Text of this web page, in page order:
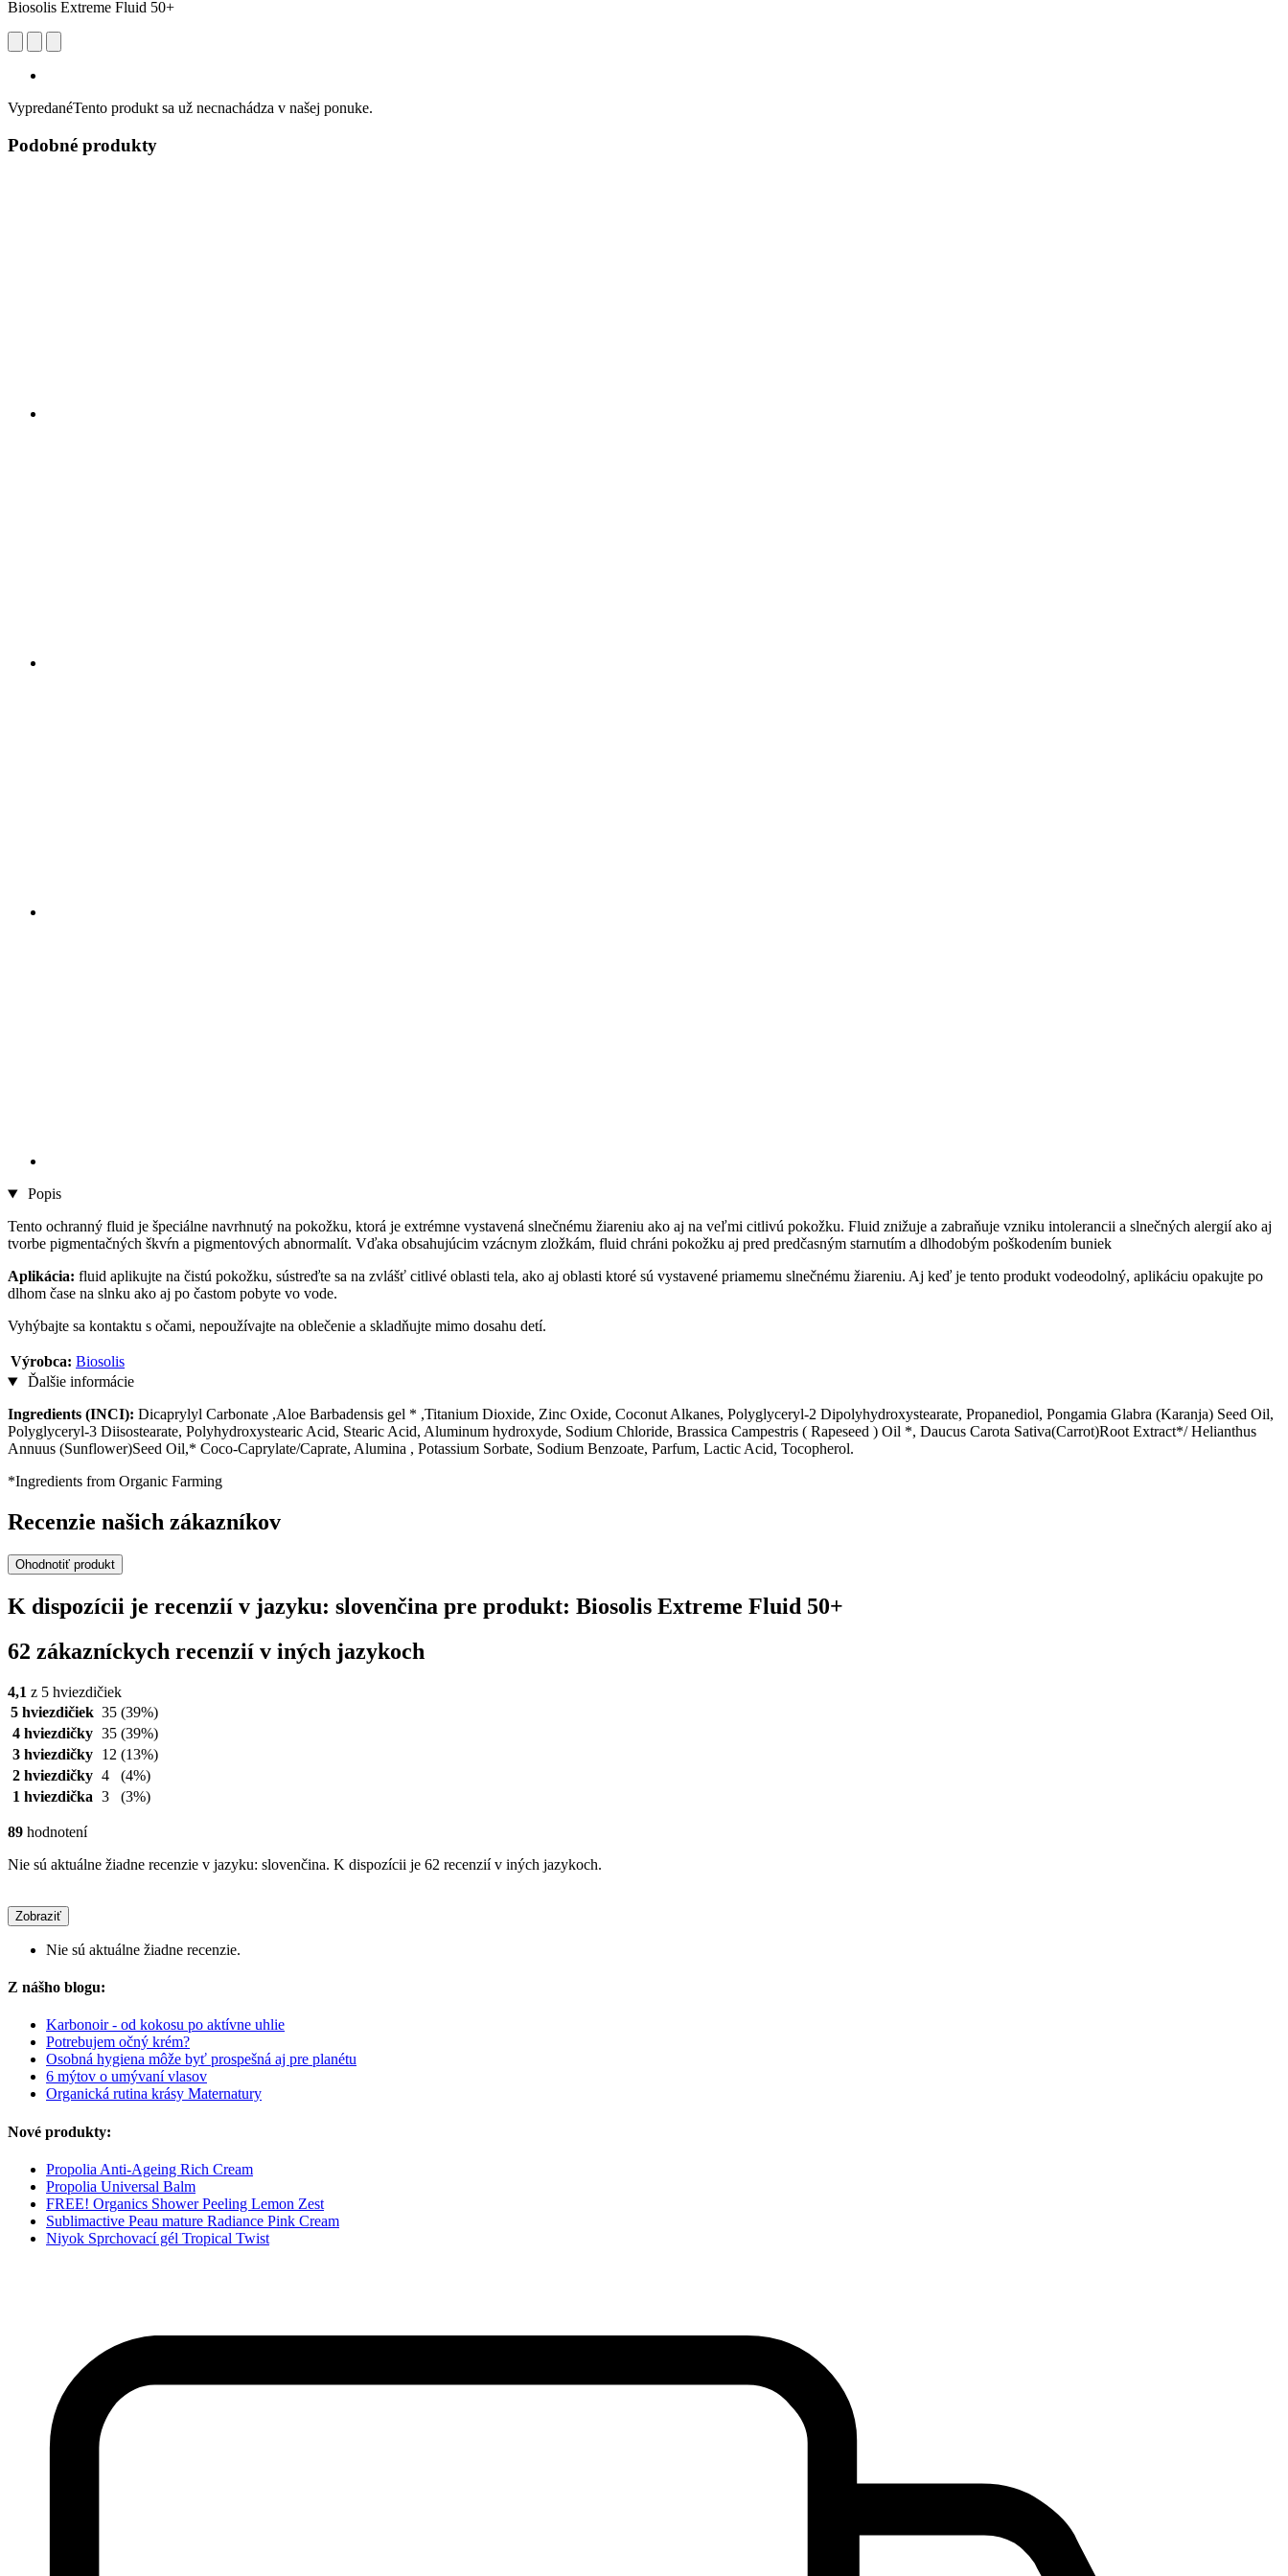
Biosolis Extreme Fluid 50+
VypredanéTento produkt sa už necnachádza v našej ponuke.
Podobné produkty
Popis
Tento ochranný fluid je špeciálne navrhnutý na pokožku, ktorá je extrémne vystavená slnečnému žiareniu ako aj na veľmi citlivú pokožku. Fluid znižuje a zabraňuje vzniku intolerancii a slnečných alergií ako aj
tvorbe pigmentačných škvŕn a pigmentových abnormalít. Vďaka obsahujúcim vzácnym zložkám, fluid chráni pokožku aj pred predčasným starnutím a dlhodobým poškodením buniek
Aplikácia: fluid aplikujte na čistú pokožku, sústreďte sa na zvlášť citlivé oblasti tela, ako aj oblasti ktoré sú vystavené priamemu slnečnému žiareniu. Aj keď je tento produkt vodeodolný, aplikáciu opakujte po
dlhom čase na slnku ako aj po častom pobyte vo vode.
Vyhýbajte sa kontaktu s očami, nepoužívajte na oblečenie a skladňujte mimo dosahu detí.
Výrobca: Biosolis
Ďalšie informácie
Ingredients (INCI): Dicaprylyl Carbonate ,Aloe Barbadensis gel * ,Titanium Dioxide, Zinc Oxide, Coconut Alkanes, Polyglyceryl-2 Dipolyhydroxystearate, Propanediol, Pongamia Glabra (Karanja) Seed Oil,
Polyglyceryl-3 Diisostearate, Polyhydroxystearic Acid, Stearic Acid, Aluminum hydroxyde, Sodium Chloride, Brassica Campestris ( Rapeseed ) Oil *, Daucus Carota Sativa(Carrot)Root Extract*/ Helianthus
Annuus (Sunflower)Seed Oil,* Coco-Caprylate/Caprate, Alumina , Potassium Sorbate, Sodium Benzoate, Parfum, Lactic Acid, Tocopherol.
*Ingredients from Organic Farming
Recenzie našich zákazníkov
Ohodnotiť produkt
K dispozícii je recenzií v jazyku: slovenčina pre produkt: Biosolis Extreme Fluid 50+
62 zákazníckych recenzií v iných jazykoch
4,1 z 5 hviezdičiek
5 hviezdičiek 35 (39%)
4 hviezdičky 35 (39%)
3 hviezdičky
12 (13%)
2 hviezdičky 4
(4%)
1 hviezdička 3 (3%)
89 hodnotení
Nie sú aktuálne žiadne recenzie v jazyku: slovenčina. K dispozícii je 62 recenzií v iných jazykoch.
Zobraziť
Nie sú aktuálne žiadne recenzie.
Z nášho blogu:
Karbonoir - od kokosu po aktívne uhlie
Potrebujem očný krém?
Osobná hygiena môže byť prospešná aj pre planétu
6 mýtov o umývaní vlasov
Organická rutina krásy Maternatury
Nové produkty:
Propolia Anti-Ageing Rich Cream
Propolia Universal Balm
FREE! Organics Shower Peeling Lemon Zest
Sublimactive Peau mature Radiance Pink Cream
Niyok Sprchovací gél Tropical Twist